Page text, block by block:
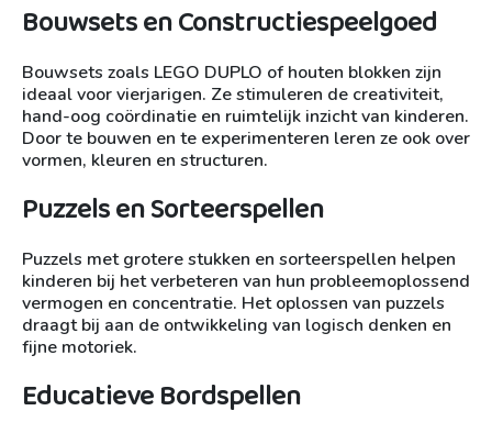
Bouwsets en Constructiespeelgoed
Bouwsets zoals LEGO DUPLO of houten blokken zijn
ideaal voor vierjarigen. Ze stimuleren de creativiteit,
hand-oog coördinatie en ruimtelijk inzicht van kinderen.
Door te bouwen en te experimenteren leren ze ook over
vormen, kleuren en structuren.
Puzzels en Sorteerspellen
Puzzels met grotere stukken en sorteerspellen helpen
kinderen bij het verbeteren van hun probleemoplossend
vermogen en concentratie. Het oplossen van puzzels
draagt bij aan de ontwikkeling van logisch denken en
fijne motoriek.
Educatieve Bordspellen